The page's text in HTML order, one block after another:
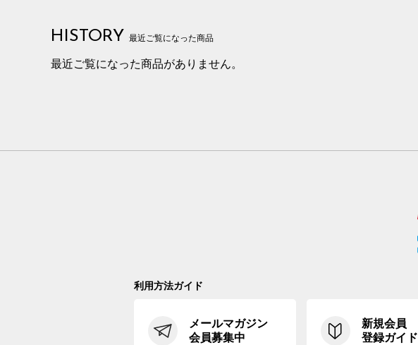
HISTORY 最近ご覧になった商品
最近ご覧になった商品がありません。
利用方法ガイド
メールマガジン
会員募集中
新規会員
登録ガイド